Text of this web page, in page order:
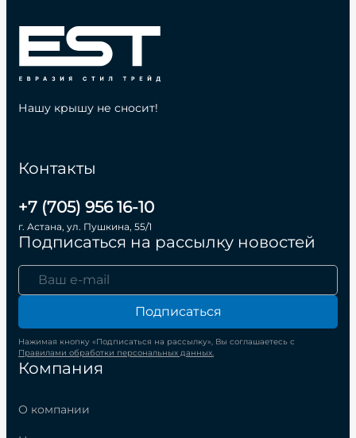
Компания
О компании
Контакты
+7 (705) 956 16-10
г. Астана, ул. Пушкина, 55/1
Подписаться на рассылку новостей
Подписаться
Нажимая кнопку «Подписаться на рассылку», Вы соглашаетесь с
Правилами обработки персональных данных.
Нашу крышу не сносит!